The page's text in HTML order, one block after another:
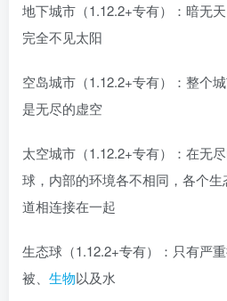
地下城市（1.12.2+专有）：暗无
完全不见太阳
空岛城市（1.12.2+专有）：整个
是无尽的虚空
太空城市（1.12.2+专有）：在无
球，内部的环境各不相同，各个
道相连接在一起
生态球（1.12.2+专有）：只有严
被、 生物以及水